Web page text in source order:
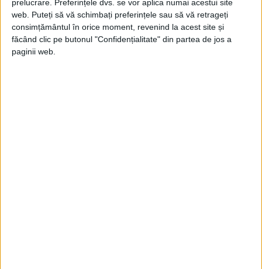
prelucrare. Preferințele dvs. se vor aplica numai acestui site
web. Puteți să vă schimbați preferințele sau să vă retrageți
consimțământul în orice moment, revenind la acest site și
făcând clic pe butonul "Confidențialitate" din partea de jos a
paginii web.
Botezătorul, a început să îl cinstească
împreună cu familia sa.